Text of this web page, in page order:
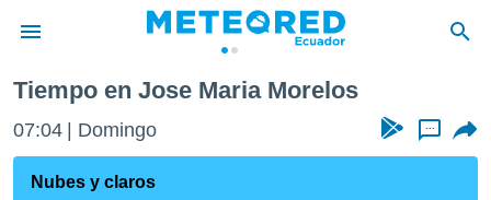
de
ha
Tiempo en Jose Maria Morelos
07:04 Domingo ...
Nubes y claros